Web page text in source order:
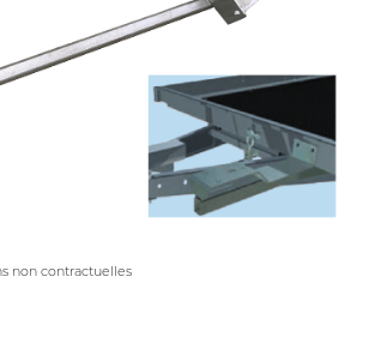
non contractuelles